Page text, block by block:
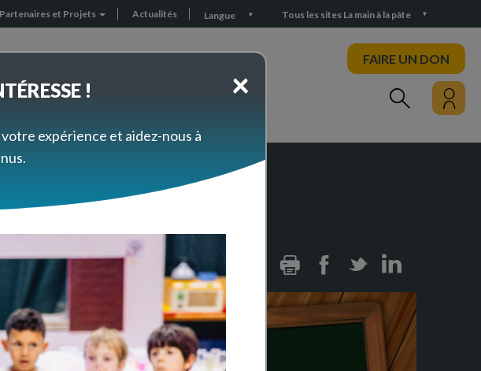
Partenaires et Projets Actualités Langue Tous les sites La main à la pâte
FAIRE UN DON
préparation !
Print Facebook
Twitter
×
!
expérience et aidez-nous à